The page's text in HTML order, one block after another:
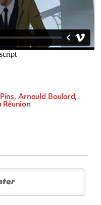
Arnauld Boulard,
Réunion